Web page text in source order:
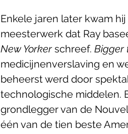
Enkele jaren later kwam
meesterwerk dat Ray
New Yorker schreef. Bigger
medicijnenverslaving en
beheerst werd door
technologische middelen.
grondlegger van de
één van de tien beste